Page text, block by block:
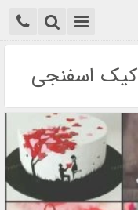
کیک اسفنجی